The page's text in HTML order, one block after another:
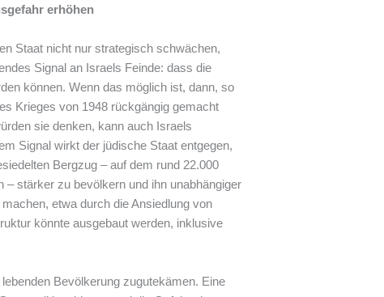
erhöhen
Staat nicht nur strategisch schwächen,
Signal an Israels Feinde: dass die
können. Wenn das möglich ist, dann, so
Krieges von 1948 rückgängig gemacht
sie denken, kann auch Israels
Signal wirkt der jüdische Staat entgegen,
Bergzug – auf dem rund 22.000
stärker zu bevölkern und ihn unabhängiger
etwa durch die Ansiedlung von
könnte ausgebaut werden, inklusive
Bevölkerung zugutekämen. Eine